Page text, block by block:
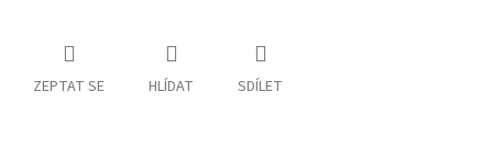
ZEPTAT SE HLÍDAT SDÍLET